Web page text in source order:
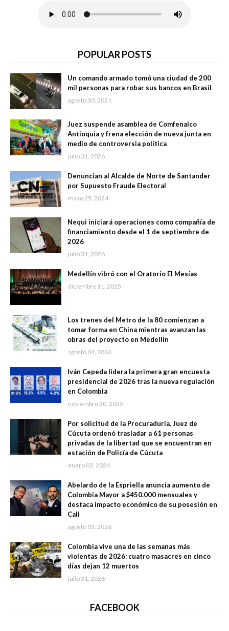
POPULAR POSTS
Un comando armado tomó una ciudad de 200
mil personas para robar sus bancos en Brasil
agosto 30, 2021
Juez suspende asamblea de Comfenalco
Antioquia y frena elección de nueva junta en
medio de controversia política
julio 31, 2026
Denuncian al Alcalde de Norte de Santander
por Supuesto Fraude Electoral
mayo 25, 2024
Nequi iniciará operaciones como compañía de
financiamiento desde el 1 de septiembre de
2026
julio 31, 2026
Medellín vibró con el Oratorio El Mesías
diciembre 11, 2025
Los trenes del Metro de la 80 comienzan a
tomar forma en China mientras avanzan las
obras del proyecto en Medellín
agosto 04, 2026
Iván Cepeda lidera la primera gran encuesta
presidencial de 2026 tras la nueva regulación
en Colombia
noviembre 30, 2025
Por solicitud de la Procuraduría, Juez de
Cúcuta ordenó trasladar a 61 personas
privadas de la libertad que se encuentran en
estación de Policía de Cúcuta
enero 03, 2024
Abelardo de la Espriella anuncia aumento de
Colombia Mayor a $450.000 mensuales y
destaca impacto económico de su posesión en
Cali
agosto 03, 2026
Colombia vive una de las semanas más
violentas de 2026: cuatro masacres en cinco
días dejan 12 muertos
julio 31, 2026
FACEBOOK